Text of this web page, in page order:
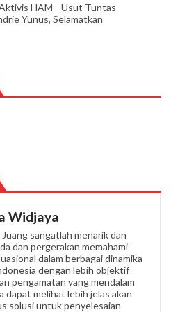
HAM—Usut Tuntas
Yunus, Selamatkan
Widjaya
sangatlah menarik dan
dan pergerakan memahami
dalam berbagai dinamika
dengan lebih objektif
pengamatan yang mendalam
dapat melihat lebih jelas akan
solusi untuk penyelesaian